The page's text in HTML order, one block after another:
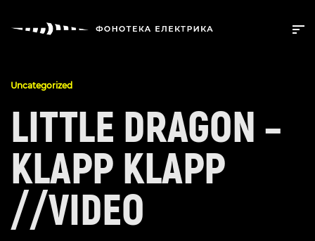
Uncategorized
LITTLE DRAGON –
KLAPP KLAPP
//VIDEO